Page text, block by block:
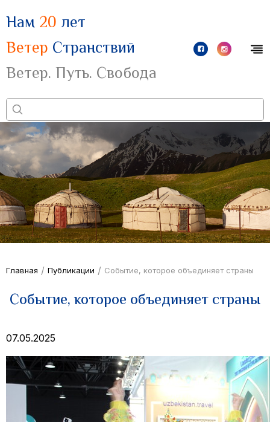
Нам 20 лет
Ветер Странствий
Ветер. Путь. Свобода
Главная / Публикации / Событие, которое объединяет страны
Событие, которое объединяет страны
07.05.2025